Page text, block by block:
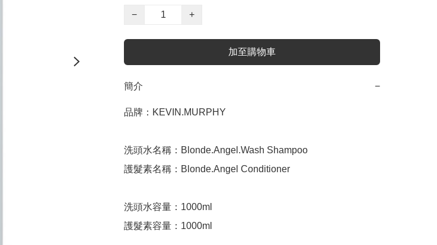
−
+
加至購物車
簡介 −
品牌：KEVIN.MURPHY
洗頭水名稱：Blonde.Angel.Wash Shampoo
護髮素名稱：Blonde.Angel Conditioner
洗頭水容量：1000ml
護髮素容量：1000ml